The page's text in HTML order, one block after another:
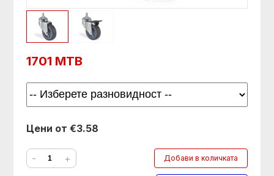
1701 MTB
Цени от €3.58
- + Добави в количката